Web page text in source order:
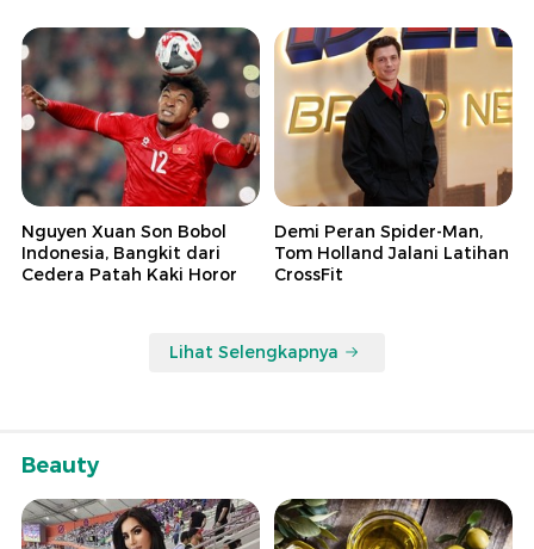
Nguyen Xuan Son Bobol
Indonesia, Bangkit dari
Cedera Patah Kaki Horor
Demi Peran Spider-Man,
Tom Holland Jalani Latihan
CrossFit
Lihat Selengkapnya
Beauty